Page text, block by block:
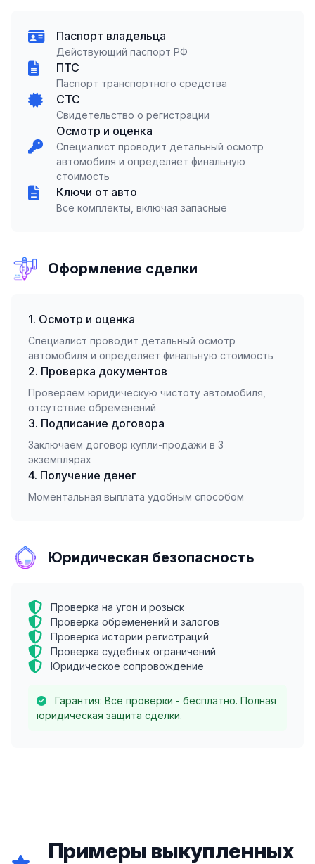
Паспорт владельца
Действующий паспорт РФ
ПТС
Паспорт транспортного средства
СТС
Свидетельство о регистрации
Осмотр и оценка
Специалист проводит детальный осмотр
автомобиля и определяет финальную
стоимость
Ключи от авто
Все комплекты, включая запасные
Оформление сделки
1. Осмотр и оценка
Специалист проводит детальный осмотр
автомобиля и определяет финальную стоимость
2. Проверка документов
Проверяем юридическую чистоту автомобиля,
отсутствие обременений
3. Подписание договора
Заключаем договор купли-продажи в 3
экземплярах
4. Получение денег
Моментальная выплата удобным способом
Юридическая безопасность
Проверка на угон и розыск
Проверка обременений и залогов
Проверка истории регистраций
Проверка судебных ограничений
Юридическое сопровождение
Гарантия: Все проверки - бесплатно. Полная
юридическая защита сделки.
Примеры выкупленных